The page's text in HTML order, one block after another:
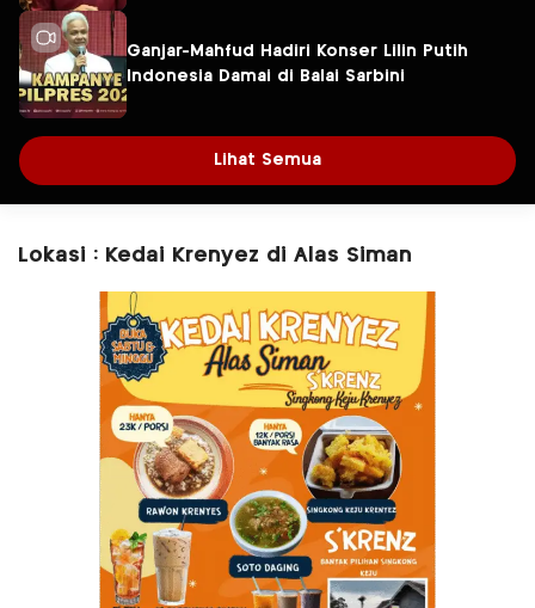
Ganjar-Mahfud Hadiri Konser Lilin Putih
Indonesia Damai di Balai Sarbini
Lihat Semua
Lokasi : Kedai Krenyez di Alas Siman